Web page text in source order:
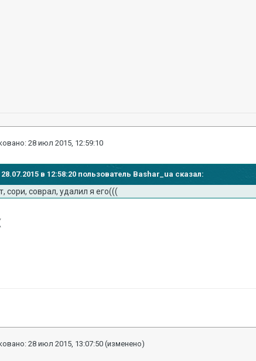
28 июл 2015, 12:59:10
в 12:58:20 пользователь Bashar_ua сказал:
сори, соврал, удалил я его(((
28 июл 2015, 13:07:50 (изменено)